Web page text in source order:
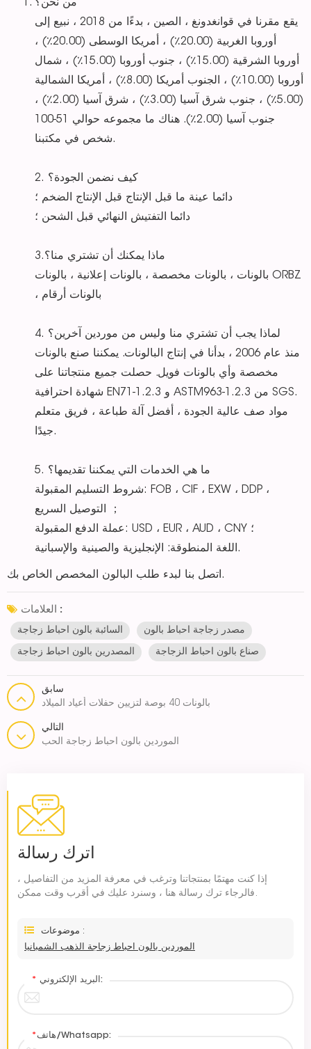
من نحن؟
يقع مقرنا في قوانغدونغ ، الصين ، بدءًا من 2018 ، نبيع إلى
أوروبا الغربية (20.00٪) ، أمريكا الوسطى (20.00٪) ،
أوروبا الشرقية (15.00٪) ، جنوب أوروبا (15.00٪) ، شمال
أوروبا (10.00٪) ، الجنوب أمريكا (8.00٪) ، أمريكا الشمالية
(5.00٪) ، جنوب شرق آسيا (3.00٪) ، شرق آسيا (2.00٪) ،
جنوب آسيا (2.00٪). هناك ما مجموعه حوالي 51-100
شخص في مكتبنا.
2. كيف نضمن الجودة؟
دائما عينة ما قبل الإنتاج قبل الإنتاج الضخم ؛
دائما التفتيش النهائي قبل الشحن ؛
3.ماذا يمكنك أن تشتري منا؟
بالونات ، بالونات مخصصة ، بالونات إعلانية ، بالونات ORBZ
، بالونات أرقام
4. لماذا يجب أن تشتري منا وليس من موردين آخرين؟
منذ عام 2006 ، بدأنا في إنتاج البالونات. يمكننا صنع بالونات
مخصصة وأي بالونات فويل. حصلت جميع منتجاتنا على
شهادة احترافية EN71-1.2.3 و ASTM963-1.2.3 من SGS.
مواد صف عالية الجودة ، أفضل آلة طباعة ، فريق متعلم
جيدًا.
5. ما هي الخدمات التي يمكننا تقديمها؟
شروط التسليم المقبولة: FOB ، CIF ، EXW ، DDP ،
التوصيل السريع ；
عملة الدفع المقبولة: USD ، EUR ، AUD ، CNY ؛
اللغة المنطوقة: الإنجليزية والصينية والإسبانية.
اتصل بنا لبدء طلب البالون المخصص الخاص بك.
العلامات :
السائبة بالون احباط زجاجة مصدر زجاجة احباط بالون
المصدرين بالون احباط زجاجة صناع بالون احباط الزجاجة
سابق
بالونات 40 بوصة لتزيين حفلات أعياد الميلاد
التالي
الموردين بالون احباط زجاجة الحب
اترك رسالة
إذا كنت مهتمًا بمنتجاتنا وترغب في معرفة المزيد من التفاصيل ،
فالرجاء ترك رسالة هنا ، وسنرد عليك في أقرب وقت ممكن.
موضوعات :
الموردين بالون احباط زجاجة الذهب الشمبانيا
* البريد الإلكتروني:
* هاتف/Whatsapp: